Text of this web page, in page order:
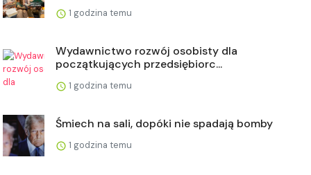
1 godzina temu
Wydawnictwo rozwój osobisty dla
początkujących przedsiębiorc...
1 godzina temu
Śmiech na sali, dopóki nie spadają bomby
1 godzina temu